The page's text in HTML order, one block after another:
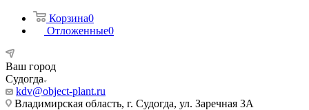
Корзина0
Отложенные0
Ваш город
Судогда
kdv@object-plant.ru
Владимирская область, г. Судогда, ул. Заречная 3А